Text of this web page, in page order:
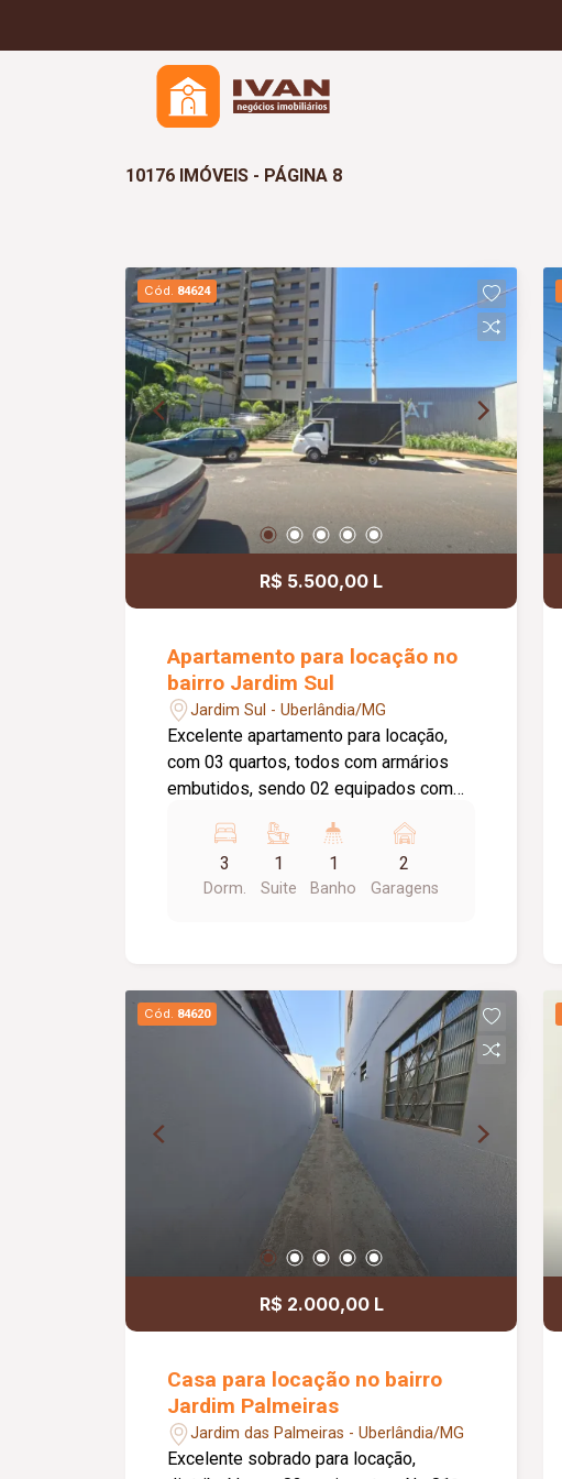
10176 IMÓVEIS - PÁGINA 8
Cód. 84624
R$ 5.500,00 L
Apartamento para locação no
bairro Jardim Sul
Jardim Sul - Uberlândia/MG
Excelente apartamento para locação,
com 03 quartos, todos com armários
embutidos, sendo 02 equipados com
dispõe de sala ampla em 02 ambientes,
com ar-condicionado, painel para TV e
sacada gourmet, lavabo, cozinha
depósito e 02 vagas de garagem. O
condomínio oferece excelente
infraestrutura de lazer e segurança,
contando com portaria virtual com
força-tarefa, 04 elevadores, academia,
piscina, playground, brinquedoteca,
espaço gourmet, salão de festas,
espaço pet, coworking e quadra
esportiva, proporcionando conforto,
praticidade e qualidade de vida para
toda a família.
3
Dorm.
1
Suite
1
Banho
2
Garagens
Cód. 84620
R$ 2.000,00 L
Casa para locação no bairro
Jardim Palmeiras
Jardim das Palmeiras - Uberlândia/MG
Excelente sobrado para locação,